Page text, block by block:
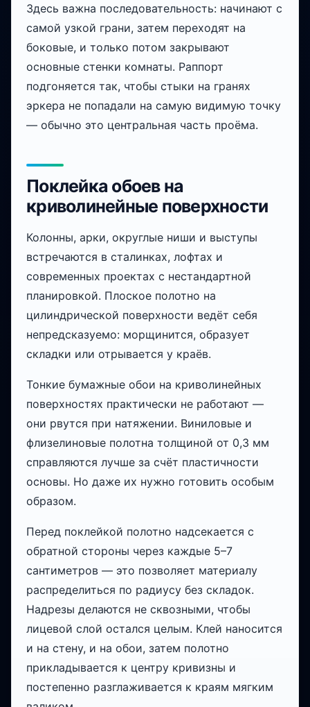
Здесь важна последовательность: начинают с
самой узкой грани, затем переходят на
боковые, и только потом закрывают
основные стенки комнаты. Раппорт
подгоняется так, чтобы стыки на гранях
эркера не попадали на самую видимую точку
— обычно это центральная часть проёма.
Поклейка обоев на
криволинейные поверхности
Колонны, арки, округлые ниши и выступы
встречаются в сталинках, лофтах и
современных проектах с нестандартной
планировкой. Плоское полотно на
цилиндрической поверхности ведёт себя
непредсказуемо: морщинится, образует
складки или отрывается у краёв.
Тонкие бумажные обои на криволинейных
поверхностях практически не работают —
они рвутся при натяжении. Виниловые и
флизелиновые полотна толщиной от 0,3 мм
справляются лучше за счёт пластичности
основы. Но даже их нужно готовить особым
образом.
Перед поклейкой полотно надсекается с
обратной стороны через каждые 5–7
сантиметров — это позволяет материалу
распределиться по радиусу без складок.
Надрезы делаются не сквозными, чтобы
лицевой слой остался целым. Клей наносится
и на стену, и на обои, затем полотно
прикладывается к центру кривизны и
постепенно разглаживается к краям мягким